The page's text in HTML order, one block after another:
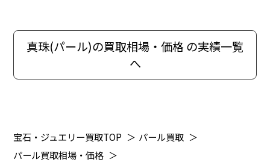
真珠(パール)の買取相場・価格 の実績一覧
へ
宝石・ジュエリー買取TOP ＞ パール買取 ＞
パール買取相場・価格 ＞